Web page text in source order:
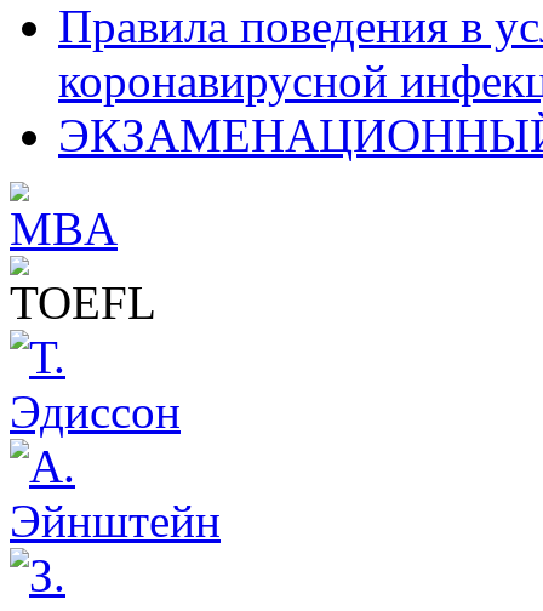
Правила поведения в
коронавирусной
ЭКЗАМЕНАЦИОННЫЙ